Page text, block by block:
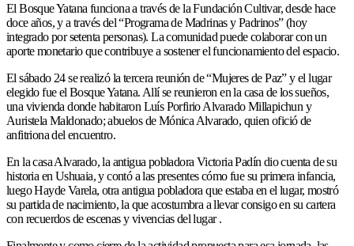
El Bosque Yatana funciona a través de la Fundación Cultivar, desde hace
doce años, y a través del “Programa de Madrinas y Padrinos” (hoy
integrado por setenta personas). La comunidad puede colaborar con un
aporte monetario que contribuye a sostener el funcionamiento del espacio.
El sábado 24 se realizó la tercera reunión de “Mujeres de Paz” y el lugar
elegido fue el Bosque Yatana. Allí se reunieron en la casa de los sueños,
una vivienda donde habitaron Luís Porfirio Alvarado Millapichun y
Auristela Maldonado; abuelos de Mónica Alvarado, quien ofició de
anfitriona del encuentro.
En la casa Alvarado, la antigua pobladora Victoria Padín dio cuenta de su
historia en Ushuaia, y contó a las presentes cómo fue su primera infancia,
luego Hayde Varela, otra antigua pobladora que estaba en el lugar, mostró
su partida de nacimiento, la que acostumbra a llevar consigo en su cartera
con recuerdos de escenas y vivencias del lugar .